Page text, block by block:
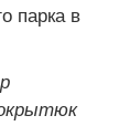
парка в